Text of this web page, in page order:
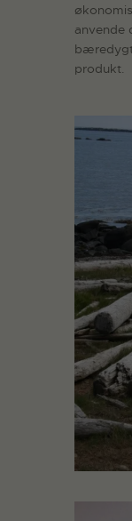
anvende
produkt.